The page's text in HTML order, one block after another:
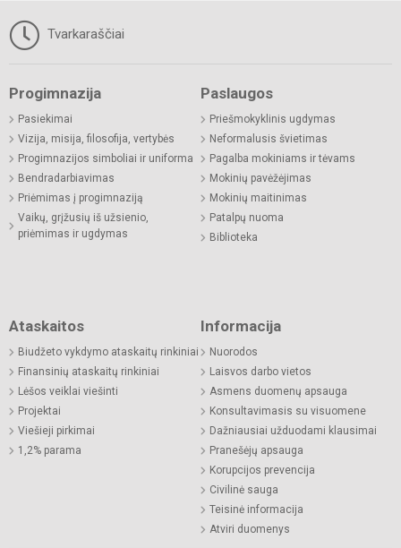
Tvarkaraščiai
Progimnazija
Pasiekimai
Vizija, misija, filosofija, vertybės
Progimnazijos simboliai ir uniforma
Bendradarbiavimas
Priėmimas į progimnaziją
Vaikų, grįžusių iš užsienio,
priėmimas ir ugdymas
Paslaugos
Priešmokyklinis ugdymas
Neformalusis švietimas
Pagalba mokiniams ir tėvams
Mokinių pavėžėjimas
Mokinių maitinimas
Patalpų nuoma
Biblioteka
Ataskaitos
Biudžeto vykdymo ataskaitų rinkiniai
Finansinių ataskaitų rinkiniai
Lėšos veiklai viešinti
Projektai
Viešieji pirkimai
1,2% parama
Informacija
Nuorodos
Laisvos darbo vietos
Asmens duomenų apsauga
Konsultavimasis su visuomene
Dažniausiai užduodami klausimai
Pranešėjų apsauga
Korupcijos prevencija
Civilinė sauga
Teisinė informacija
Atviri duomenys